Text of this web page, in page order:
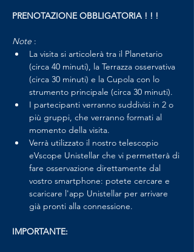
PRENOTAZIONE OBBLIGATORIA ! ! !
Note :
La visita si articolerà tra il Planetario
(circa 40 minuti), la Terrazza osservativa
(circa 30 minuti) e la Cupola con lo
strumento principale (circa 30 minuti).
I partecipanti verranno suddivisi in 2 o
più gruppi, che verranno formati al
momento della visita.
Verrà utilizzato il nostro telescopio
eVscope Unistellar che vi permetterà di
fare osservazione direttamente dal
vostro smartphone: potete cercare e
scaricare l'app Unistellar per arrivare
già pronti alla connessione.
IMPORTANTE: